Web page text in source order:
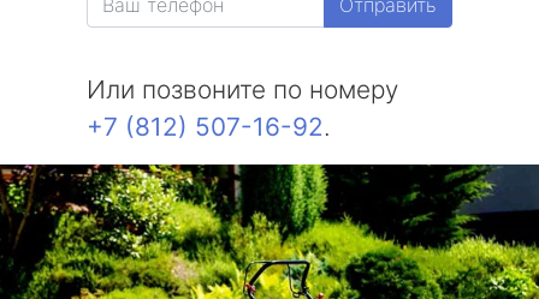
Отправить
Или позвоните по номеру
+7 (812) 507-16-92.